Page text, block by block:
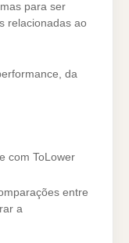
para ser
relacionadas ao
da
com ToLower
entre
a